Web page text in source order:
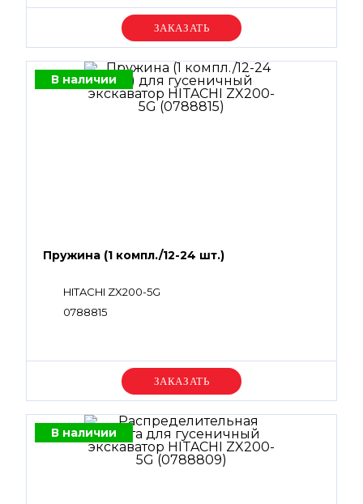
Уточняйте цену
В наличии
Пружина (1 компл./12-24 шт.)
HITACHI ZX200-5G
0788815
Уточняйте цену
В наличии